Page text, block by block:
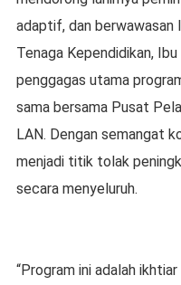
adaptif, dan berwawasan
Tenaga Kependidikan,
penggagas utama
sama bersama Pusat
LAN. Dengan semangat
menjadi titik tolak
secara menyeluruh.
“Program ini adalah